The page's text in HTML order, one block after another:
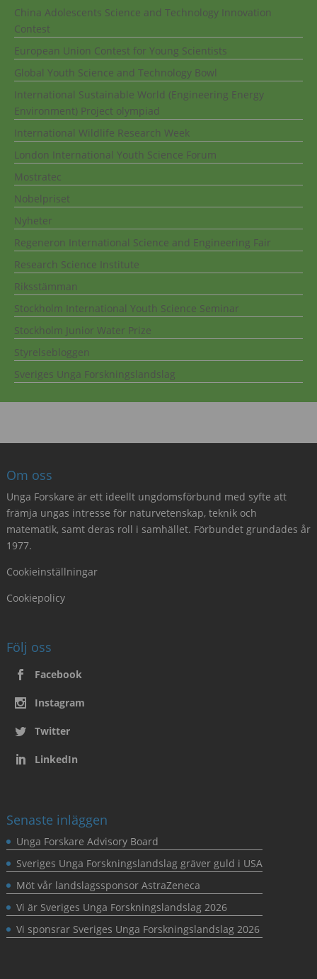
China Adolescents Science and Technology Innovation
Contest
European Union Contest for Young Scientists
Global Youth Science and Technology Bowl
International Sustainable World (Engineering Energy
Environment) Project olympiad
International Wildlife Research Week
London International Youth Science Forum
Mostratec
Nobelpriset
Nyheter
Regeneron International Science and Engineering Fair
Research Science Institute
Riksstämman
Stockholm International Youth Science Seminar
Stockholm Junior Water Prize
Styrelsebloggen
Sveriges Unga Forskningslandslag
Om oss
Unga Forskare är ett ideellt ungdomsförbund med syfte att
främja ungas intresse för naturvetenskap, teknik och
matematik, samt deras roll i samhället. Förbundet grundades år
1977.
Cookieinställningar
Cookiepolicy
Följ oss
Facebook
Instagram
Twitter
LinkedIn
Senaste inläggen
Unga Forskare Advisory Board
Sveriges Unga Forskningslandslag gräver guld i USA
Möt vår landslagssponsor AstraZeneca
Vi är Sveriges Unga Forskningslandslag 2026
Vi sponsrar Sveriges Unga Forskningslandslag 2026